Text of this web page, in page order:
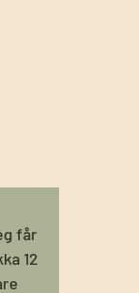
får
12